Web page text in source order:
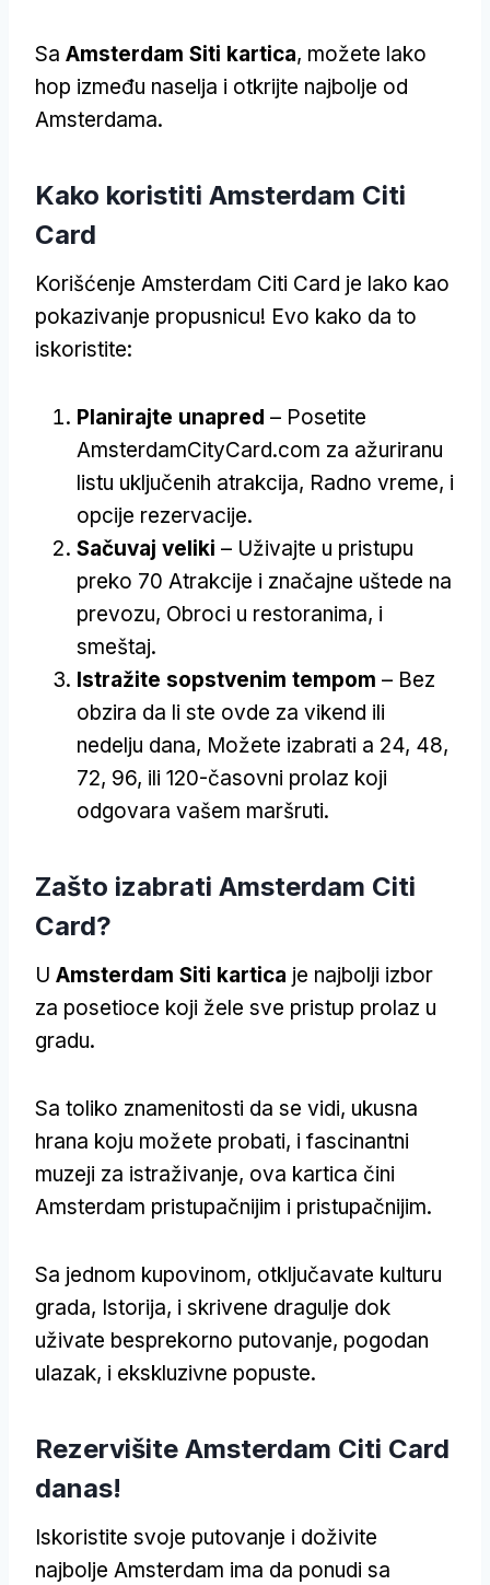
Sa Amsterdam Siti kartica, možete lako
hop između naselja i otkrijte najbolje od
Amsterdama.
Kako koristiti Amsterdam Citi
Card
Korišćenje Amsterdam Citi Card je lako kao
pokazivanje propusnicu! Evo kako da to
iskoristite:
Planirajte unapred – Posetite
AmsterdamCityCard.com za ažuriranu
listu uključenih atrakcija, Radno vreme, i
opcije rezervacije.
Sačuvaj veliki – Uživajte u pristupu
preko 70 Atrakcije i značajne uštede na
prevozu, Obroci u restoranima, i
smeštaj.
Istražite sopstvenim tempom – Bez
obzira da li ste ovde za vikend ili
nedelju dana, Možete izabrati a 24, 48,
72, 96, ili 120-časovni prolaz koji
odgovara vašem maršruti.
Zašto izabrati Amsterdam Citi
Card?
U Amsterdam Siti kartica je najbolji izbor
za posetioce koji žele sve pristup prolaz u
gradu.
Sa toliko znamenitosti da se vidi, ukusna
hrana koju možete probati, i fascinantni
muzeji za istraživanje, ova kartica čini
Amsterdam pristupačnijim i pristupačnijim.
Sa jednom kupovinom, otključavate kulturu
grada, Istorija, i skrivene dragulje dok
uživate besprekorno putovanje, pogodan
ulazak, i ekskluzivne popuste.
Rezervišite Amsterdam Citi Card
danas!
Iskoristite svoje putovanje i doživite
najbolje Amsterdam ima da ponudi sa